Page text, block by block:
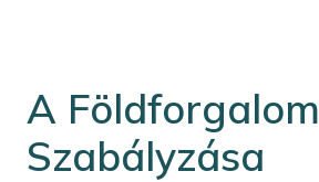
A Földforgalom
Szabályzása